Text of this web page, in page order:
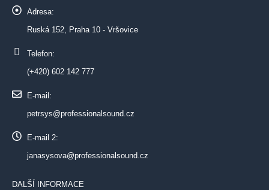
Adresa:
Ruská 152, Praha 10 - Vršovice
Telefon:
(+420) 602 142 777
E-mail:
petrsys@professionalsound.cz
E-mail 2:
janasysova@professionalsound.cz
DALŠÍ INFORMACE